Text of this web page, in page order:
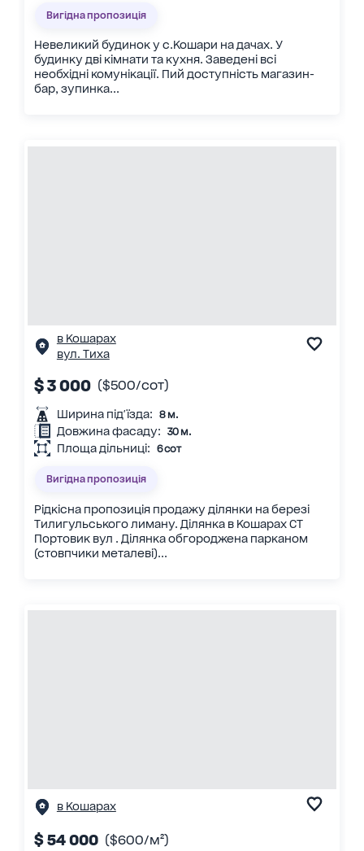
Вигідна пропозиція
Невеликий будинок у с.Кошари на дачах. У
будинку дві кімнати та кухня. Заведені всі
необхідні комунікації. Пий доступність магазин-
бар, зупинка...
в Кошарах
вул. Тиха
$ 3 000 ($500/сот)
Ширина під'їзда: 8 м.
Довжина фасаду: 30 м.
Площа дільниці: 6 сот
Вигідна пропозиція
Рідкісна пропозиція продажу ділянки на березі
Тилигульського лиману. Ділянка в Кошарах СТ
Портовик вул . Ділянка обгороджена парканом
(стовпчики металеві)...
в Кошарах
$ 54 000 ($600/м²)